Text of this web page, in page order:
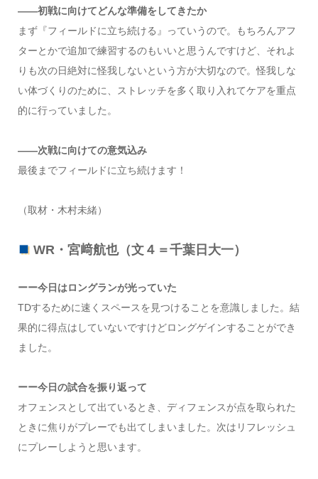
――初戦に向けてどんな準備をしてきたか
まず『フィールドに立ち続ける』っていうので。もちろんアフ
ターとかで追加で練習するのもいいと思うんですけど、それよ
りも次の日絶対に怪我しないという方が大切なので。怪我しな
い体づくりのために、ストレッチを多く取り入れてケアを重点
的に行っていました。
――次戦に向けての意気込み
最後までフィールドに立ち続けます！
（取材・木村未緒）
WR・宮﨑航也（文４＝千葉日大一）
ーー今日はロングランが光っていた
TDするために速くスペースを見つけることを意識しました。結
果的に得点はしていないですけどロングゲインすることができ
ました。
ーー今日の試合を振り返って
オフェンスとして出ているとき、ディフェンスが点を取られた
ときに焦りがプレーでも出てしまいました。次はリフレッシュ
にプレーしようと思います。